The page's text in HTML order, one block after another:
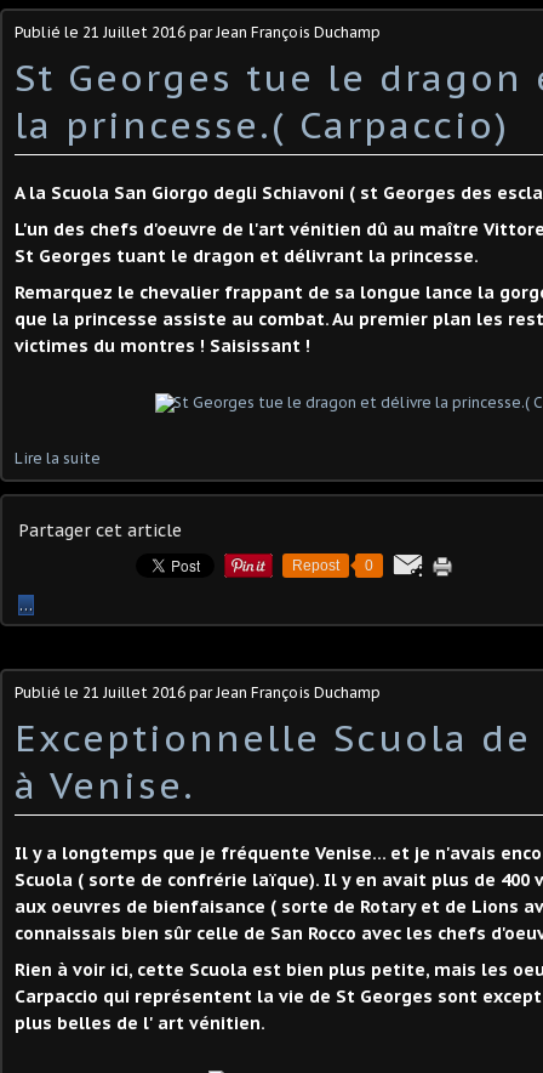
Publié le 21 Juillet 2016 par Jean François Duchamp
St Georges tue le
la princesse.( Carpaccio)
A la Scuola San Giorgo degli Schiavoni ( st Georges des
L'un des chefs d'oeuvre de l'art vénitien dû au maître
St Georges tuant le dragon et délivrant la princesse.
Remarquez le chevalier frappant de sa longue lance la
que la princesse assiste au combat. Au premier plan les
victimes du montres ! Saisissant !
Lire la suite
Partager cet article
Repost 0
…
Publié le 21 Juillet 2016 par Jean François Duchamp
Exceptionnelle Scuola de
à Venise.
Il y a longtemps que je fréquente Venise... et je n'avais
Scuola ( sorte de confrérie laïque). Il y en avait plus de 400
aux oeuvres de bienfaisance ( sorte de Rotary et de Lions
connaissais bien sûr celle de San Rocco avec les chefs
Rien à voir ici, cette Scuola est bien plus petite, mais les
Carpaccio qui représentent la vie de St Georges sont
plus belles de l' art vénitien.